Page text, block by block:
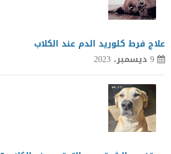
علاج فرط كلوريد الدم عند الكلاب
9 ديسمبر، 2023